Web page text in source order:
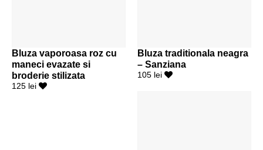
Bluza vaporoasa roz cu
maneci evazate si
broderie stilizata
125 lei
Bluza traditionala neagra
– Sanziana
105 lei